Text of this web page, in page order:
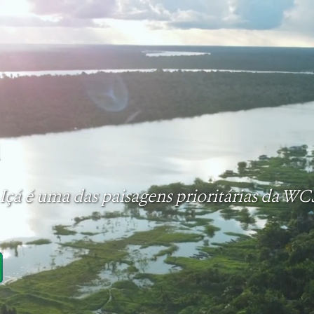
é uma das paisagens prioritárias da